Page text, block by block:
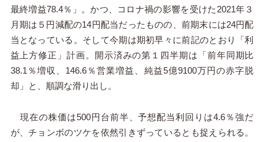
最終増益78.4％」。かつ、コロナ禍の影響を受けた2021年３
月期は５円減配の14円配当だったものの、前期末には24円配
当となっている。そして今期は期初早々に前記のとおり「利
益上方修正」計画。開示済みの第１四半期は「前年同期比
38.1％増収、146.6％営業増益、純益5億9100万円の赤字脱
却」と、順調な滑り出し。
現在の株価は500円台前半、予想配当利回りは4.6％強だ
が、チョンボのツケを依然引きずっているとも捉えられる。